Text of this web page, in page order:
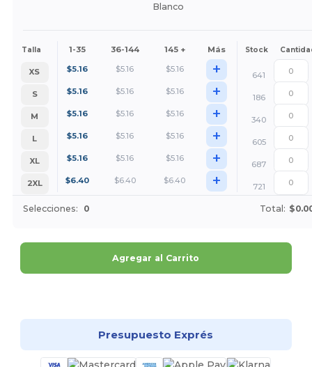
Blanco
Talla 1-35 36-144 145 + Más Stock
XS $5.16 $5.16 $5.16 +
641
S
$5.16 $5.16 $5.16 +
186
M
$5.16 $5.16 $5.16 +
340
L
$5.16 $5.16 $5.16 +
605
XL
$5.16 $5.16 $5.16 +
687
2XL
$6.40 $6.40 $6.40 + 721
Selecciones: 0 Total:
Agregar al Carrito
Presupuesto Exprés